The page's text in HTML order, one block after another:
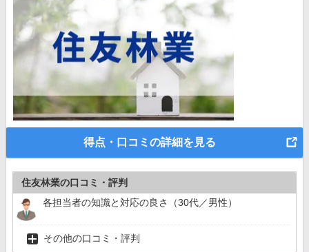
得点・口コミの詳細を見る
住友林業の口コミ・評判
各担当者の知識と対応の良さ（30代／男性）
その他の口コミ・評判